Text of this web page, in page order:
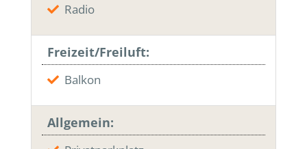
Radio
Freizeit/Freiluft:
Balkon
Allgemein: